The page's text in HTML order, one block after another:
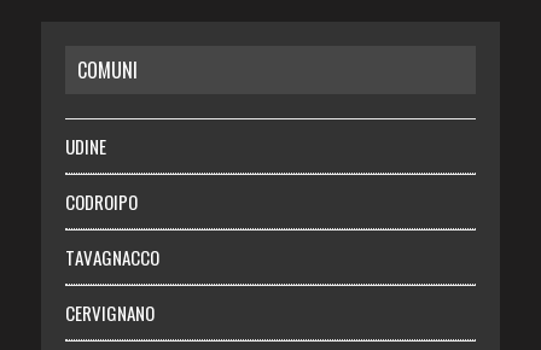
RISPARMIO
SALUTE
Necrologie
Chi siamo
Abbonati
COMUNI
UDINE
CODROIPO
TAVAGNACCO
CERVIGNANO